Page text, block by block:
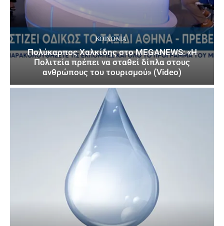
ΚΟΙΝΩΝΙΑ
Πολύκαρπος Χαλκίδης στο MEGANEWS: «Η
Πολιτεία πρέπει να σταθεί δίπλα στους
ανθρώπους του τουρισμού» (Video)